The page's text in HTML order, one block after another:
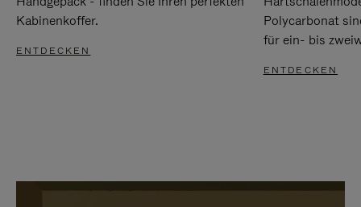
Kabinenkoffer.
ENTDECKEN
Polycarbonat
für ein- bis
ENTDECKEN